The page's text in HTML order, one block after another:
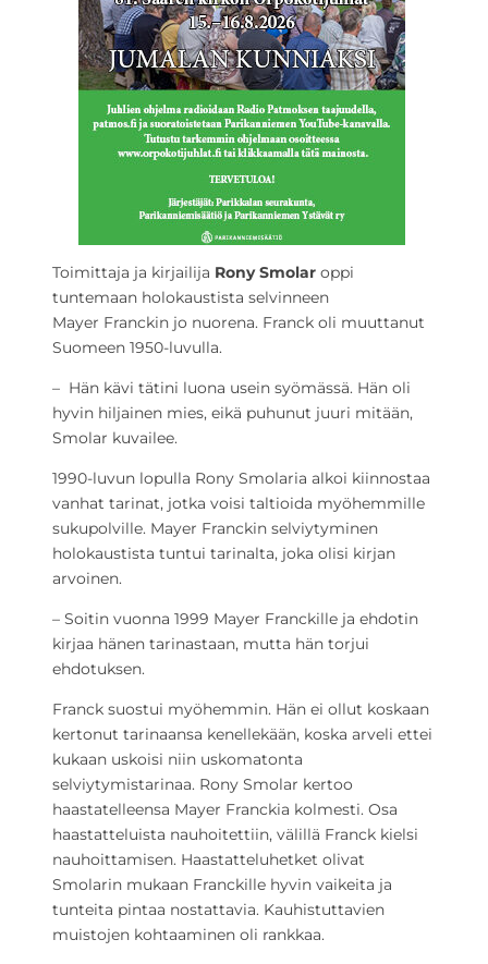
Toimittaja ja kirjailija Rony Smolar oppi
tuntemaan holokaustista selvinneen
Mayer Franckin jo nuorena. Franck oli muuttanut
Suomeen 1950-luvulla.
– Hän kävi tätini luona usein syömässä. Hän oli
hyvin hiljainen mies, eikä puhunut juuri mitään,
Smolar kuvailee.
1990-luvun lopulla Rony Smolaria alkoi kiinnostaa
vanhat tarinat, jotka voisi taltioida myöhemmille
sukupolville. Mayer Franckin selviytyminen
holokaustista tuntui tarinalta, joka olisi kirjan
arvoinen.
– Soitin vuonna 1999 Mayer Franckille ja ehdotin
kirjaa hänen tarinastaan, mutta hän torjui
ehdotuksen.
Franck suostui myöhemmin. Hän ei ollut koskaan
kertonut tarinaansa kenellekään, koska arveli ettei
kukaan uskoisi niin uskomatonta
selviytymistarinaa. Rony Smolar kertoo
haastatelleensa Mayer Franckia kolmesti. Osa
haastatteluista nauhoitettiin, välillä Franck kielsi
nauhoittamisen. Haastatteluhetket olivat
Smolarin mukaan Franckille hyvin vaikeita ja
tunteita pintaa nostattavia. Kauhistuttavien
muistojen kohtaaminen oli rankkaa.